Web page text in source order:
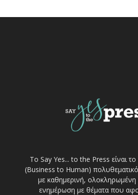
Το Say Yes... to the Press είναι
(Business to Human)
με καθημερινή, ολοκληρωμένη
ενημέρωση με θέματα που